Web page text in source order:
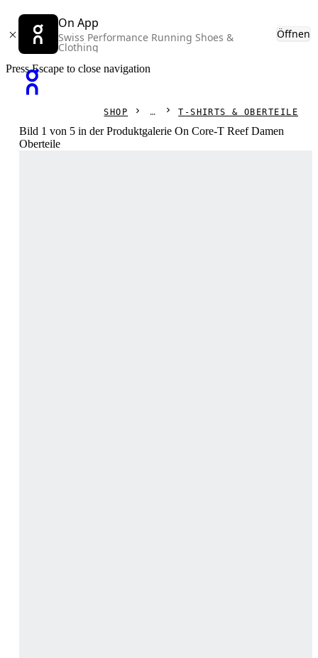
On App
Swiss Performance Running Shoes &
Clothing
Öffnen
Press Escape to close navigation
SHOP T-SHIRTS & OBERTEILE
Bild 1 von 5 in der Produktgalerie On Core-T Reef Damen
Oberteile